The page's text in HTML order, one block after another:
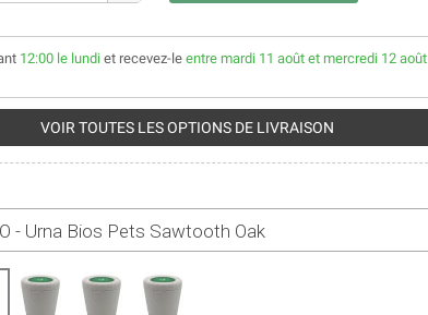
12:00 le lundi et recevez-le entre mardi 11 août et mercredi 12 août
VOIR TOUTES LES OPTIONS DE LIVRAISON
- Urna Bios Pets Sawtooth Oak